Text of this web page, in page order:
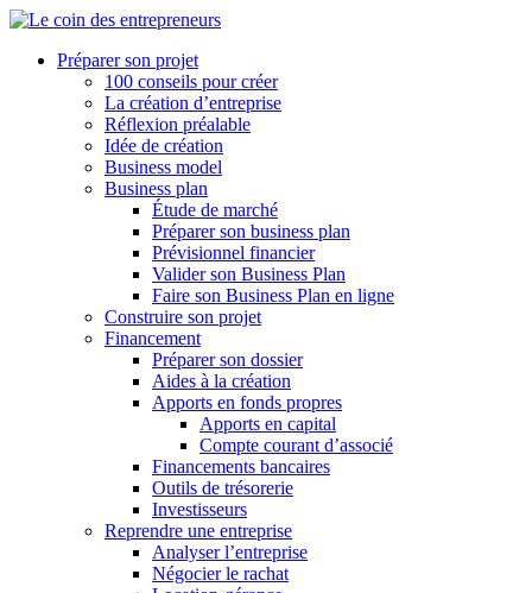
Préparer son projet
100 conseils pour créer
La création d’entreprise
Réflexion préalable
Idée de création
Business model
Business plan
Étude de marché
Préparer son business plan
Prévisionnel financier
Valider son Business Plan
Faire son Business Plan en ligne
Construire son projet
Financement
Préparer son dossier
Aides à la création
Apports en fonds propres
Apports en capital
Compte courant d’associé
Financements bancaires
Outils de trésorerie
Investisseurs
Reprendre une entreprise
Analyser l’entreprise
Négocier le rachat